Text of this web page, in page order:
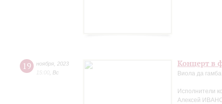
19 ноября 2023
15:00 Вс
Концерт в
Виола да
Исполнители
Алексей